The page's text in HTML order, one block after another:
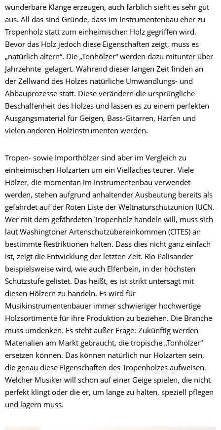
wunderbare Klänge erzeugen, auch farblich sieht es sehr gut
aus. All das sind Gründe, dass im Instrumentenbau eher zu
Tropenholz statt zum einheimischen Holz gegriffen wird.
Bevor das Holz jedoch diese Eigenschaften zeigt, muss es
„natürlich altern“. Die „Tonhölzer“ werden dazu mitunter über
Jahrzehnte gelagert. Während dieser langen Zeit finden an
der Zellwand des Holzes natürliche Umwandlungs- und
Abbauprozesse statt. Diese verändern die ursprüngliche
Beschaffenheit des Holzes und lassen es zu einem perfekten
Ausgangsmaterial für Geigen, Bass-Gitarren, Harfen und
vielen anderen Holzinstrumenten werden.
Tropen- sowie Importhölzer sind aber im Vergleich zu
einheimischen Holzarten um ein Vielfaches teurer. Viele
Hölzer, die momentan im Instrumentenbau verwendet
werden, stehen aufgrund anhaltender Ausbeutung bereits als
gefährdet auf der Roten Liste der Weltnaturschutzunion IUCN.
Wer mit dem gefährdeten Tropenholz handeln will, muss sich
laut Washingtoner Artenschutzübereinkommen (CITES) an
bestimmte Restriktionen halten. Dass dies nicht ganz einfach
ist, zeigt die Entwicklung der letzten Zeit. Rio Palisander
beispielsweise wird, wie auch Elfenbein, in der höchsten
Schutzstufe gelistet. Das heißt, es ist strikt untersagt mit
diesen Hölzern zu handeln. Es wird für
Musikinstrumentenbauer immer schwieriger hochwertige
Holzsortimente für ihre Produktion zu beziehen. Die Branche
muss umdenken. Es steht außer Frage: Zukünftig werden
Materialien am Markt gebraucht, die tropische „Tonhölzer“
ersetzen können. Das können natürlich nur Holzarten sein,
die genau diese Eigenschaften des Tropenholzes aufweisen.
Welcher Musiker will schon auf einer Geige spielen, die nicht
perfekt klingt oder die er, um lange zu halten, speziell pflegen
und lagern muss.